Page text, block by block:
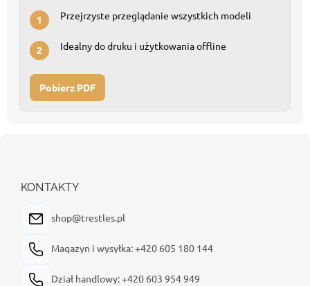
1 Przejrzyste przeglądanie wszystkich modeli
2 Idealny do druku i użytkowania offline
Pobierz PDF
KONTAKTY
shop@trestles.pl
Magazyn i wysyłka: +420 605 180 144
Dział handlowy: +420 603 954 949